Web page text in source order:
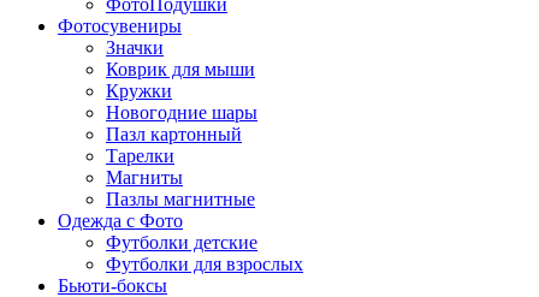
Фотоcувениры
Значки
Коврик для мыши
Кружки
Новогодние шары
Пазл картонный
Тарелки
Магниты
Пазлы магнитные
Одежда с Фото
Футболки детские
Футболки для взрослых
Бьюти-боксы